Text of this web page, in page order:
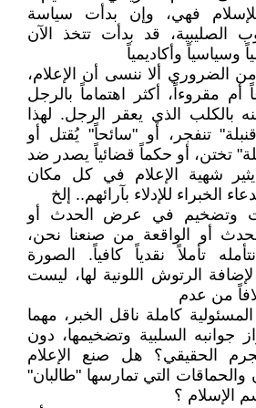
فهي، وإن بدأت سياسة
الصليبية، قد بدأت تتخذ الآن
وسياسياً وأكاديمياً
من الضروري ألا ننسى أن الإعلام،
مقروءاً، أكثر اهتماماً بالرجل
بالكلب الذي يعقر الرجل. لهذا
تنفجر، أو "سائحاً" يُقتل أو
تختن، أو حكماً قضائياً يصدر ضد
شهية الإعلام في كل مكان
الخبراء للإدلاء بآرائهم.. إلخ
وتضخيم في عرض الحدث أو
أو الواقعة من صنعنا نحن،
تأملاً نقدياً كافياً. الصورة
لإضافة الرتوش اللونية لها، ليست
من عدم
كاملة ناقل الخبر، مهما
جوانبه السلبية وتضخيمها، دون
الحقيقي؟ هل صنع الإعلام
والحماقات التي تمارسها "طالبان"
الإسلام ؟